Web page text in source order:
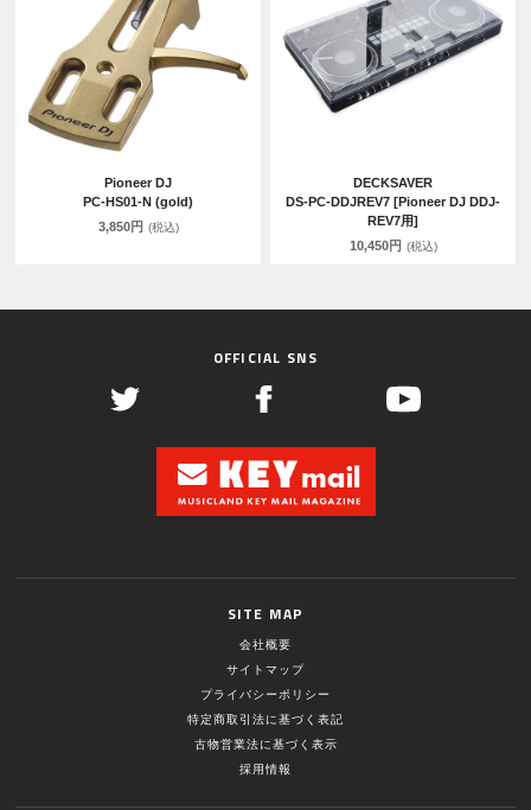
Pioneer DJ
PC-HS01-N (gold)
3,850円 (税込)
DECKSAVER
DS-PC-DDJREV7 [Pioneer DJ DDJ-
REV7用]
10,450円 (税込)
OFFICIAL SNS
SITE MAP
会社概要
サイトマップ
プライバシーポリシー
特定商取引法に基づく表記
古物営業法に基づく表示
採用情報